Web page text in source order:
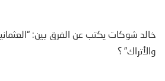
خالد شوكات يكتب عن الفرق بين:
والأتراك” ؟